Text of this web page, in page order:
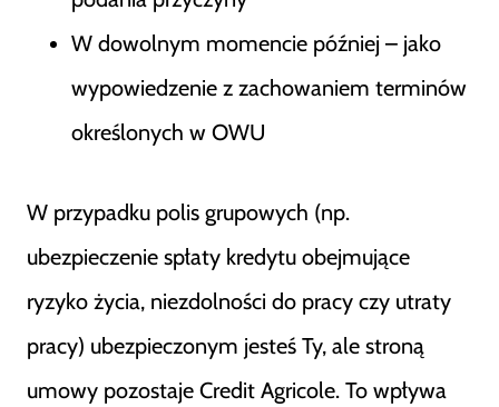
W dowolnym momencie później – jako
wypowiedzenie z zachowaniem terminów
określonych w OWU
W przypadku polis grupowych (np.
ubezpieczenie spłaty kredytu obejmujące
ryzyko życia, niezdolności do pracy czy utraty
pracy) ubezpieczonym jesteś Ty, ale stroną
umowy pozostaje Credit Agricole. To wpływa